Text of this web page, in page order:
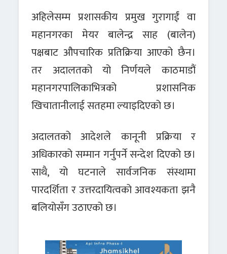
अहिलेसम्म प्रशासकीय प्रमुख गुरागाईं वा
महानगरका मेयर बालेन्द्र साह (बालेन)
पक्षबाट औपचारिक प्रतिक्रिया आएको छैन।
तर अदालतको यो निर्णयले काठमाडौं
महानगरपालिकाभित्रको प्रशासनिक
खिचातानीलाई सतहमा ल्याइदिएको छ।
अदालतको आदेशले कानूनी प्रक्रिया र
अधिकारको सम्मान गर्नुपर्ने सन्देश दिएको छ।
साथै, यो घटनाले सार्वजनिक संस्थामा
पारदर्शिता र उत्तरदायित्वको आवश्यकता झनै
बलियोसँग उठाएको छ।